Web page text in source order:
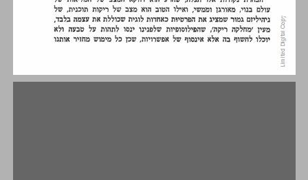
מושג הסובייקט בפילוסופיה של היגל ... 15